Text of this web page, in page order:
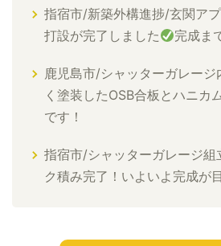
指宿市/新築外構進捗/玄関ア
打設が完了しました
完成ま
鹿児島市/シャッターガレージ
く塗装したOSB合板とハニカ
です！
指宿市/シャッターガレージ組
ク積み完了！いよいよ完成が